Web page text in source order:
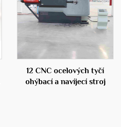
12 CNC ocelových tyčí
ohýbací a navíjecí stroj